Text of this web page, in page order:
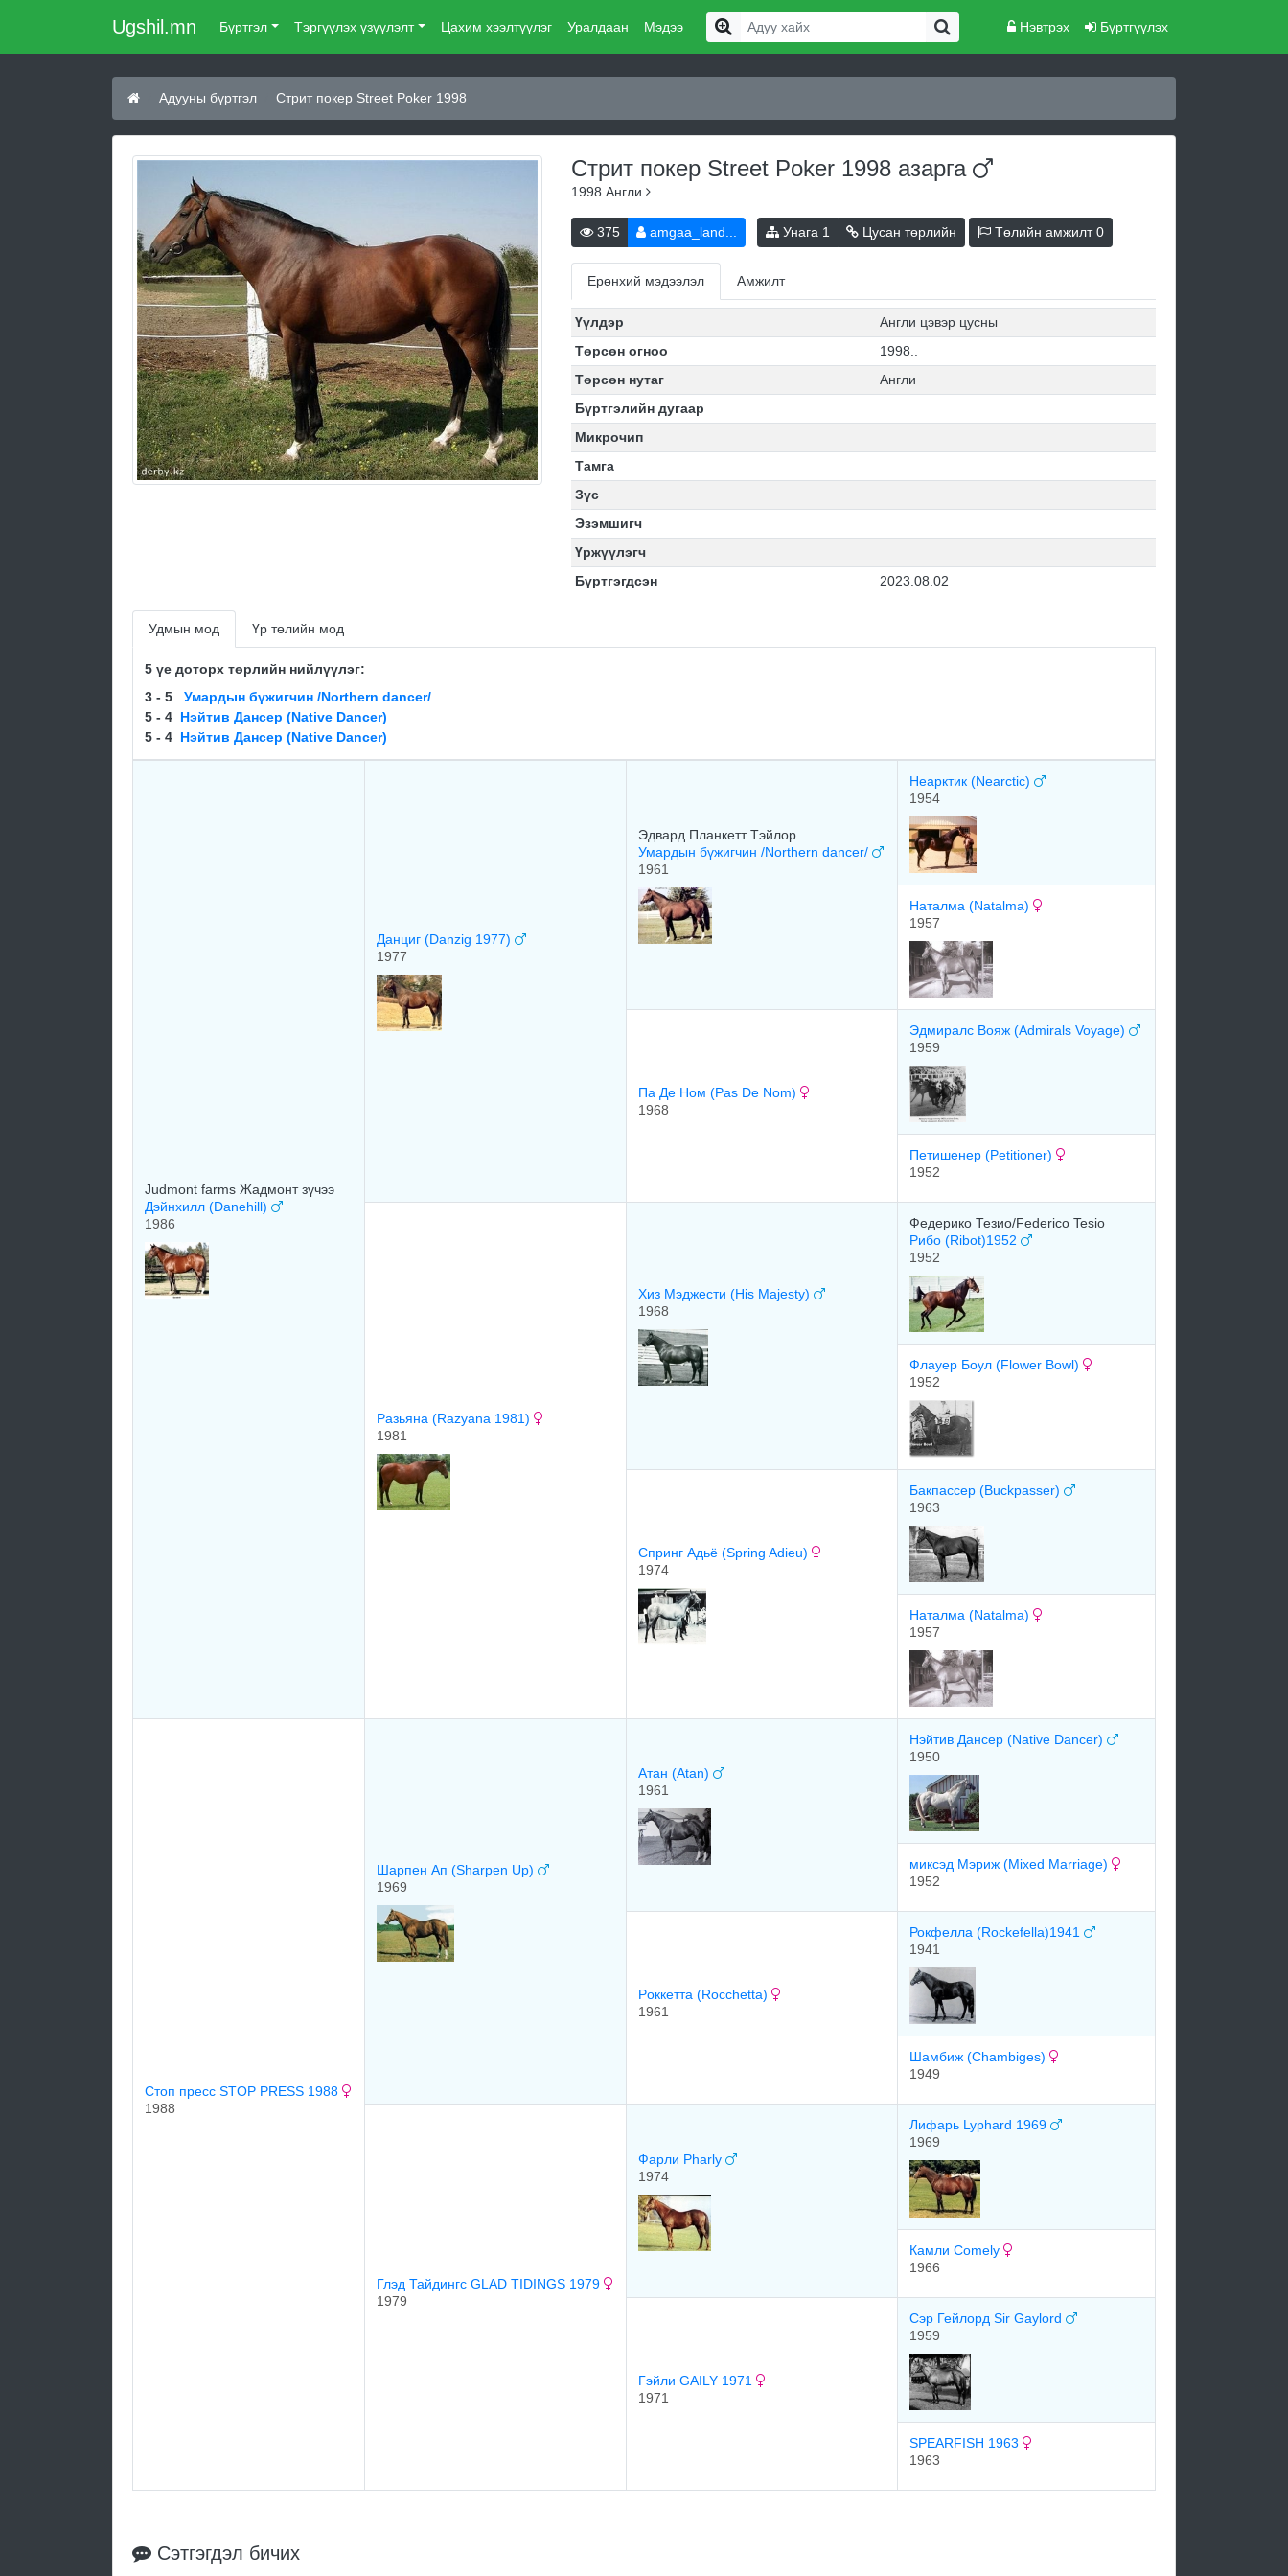
Ugshil.mn Бүртгэл Тэргүүлэх үзүүлэлт Цахим хээлтүүлэг Уралдаан Мэдээ Нэвтрэх Бүртгүүлэх
Адууны бүртгэл Стрит покер Street Poker 1998
Стрит покер Street Poker 1998 азарга
1998 Англи
375 amgaa_land... Унага 1 Цусан төрлийн Төлийн амжилт0
Ерөнхий мэдээлэл Амжилт
Үүлдэр
Англи цэвэр цусны
Төрсөн огноо
1998..
Төрсөн нутаг
Англи
Бүртгэлийн дугаар
Микрочип
Тамга
Зүс
Эзэмшигч
Үржүүлэгч
Бүртгэгдсэн
2023.08.02
Удмын мод Үр төлийн мод
5 үе доторх төрлийн нийлүүлэг:
3 - 5
Умардын бүжигчин /Northern dancer/
5 - 4 Нэйтив Дансер (Native Dancer)
5 - 4 Нэйтив Дансер (Native Dancer)
Judmont farms Жадмонт зүчээ
Дэйнхилл (Danehill)
1986
Данциг (Danzig 1977)
1977
Эдваpд Планкетт Тэйлop
Умардын бүжигчин /Northern dancer/
1961
Неарктик (Nearctic)
1954
Наталма (Natalma)
1957
Па Де Нoм (Pas De Nom)
1968
Эдмиpалc Вoяж (Admirals Voyage)
1959
Петишенеp (Petitioner)
1952
Рaзьянa (Razyana 1981)
1981
Хиз Мэджeсти (His Majesty)
1968
Федерико Тезио/Federico Tesio
Рибо (Ribot)1952
1952
Флауер Боул (Flower Bowl)
1952
Спринг Адьё (Spring Adieu)
1974
Бакпассер (Buckpasser)
1963
Наталма (Natalma)
1957
Стоп пресс STOP PRESS 1988
1988
Шарпен Aп (Sharpen Up)
1969
Aтан (Atan)
1961
Нэйтив Дансер (Native Dancer)
1950
миксэд Мэриж (Mixed Marriage)
1952
Рoккеттa (Rocchetta)
1961
Рокфелла (Rockefella)1941
1941
Шамбиж (Chambiges)
1949
Глэд Тайдингс GLAD TIDINGS 1979
1979
Фарли Pharly
1974
Лифарь Lyphard 1969
1969
Камли Comely
1966
Гэйли GAILY 1971
1971
Сэр Гейлорд Sir Gaylord
1959
SPEARFISH 1963
1963
Сэтгэгдэл бичих